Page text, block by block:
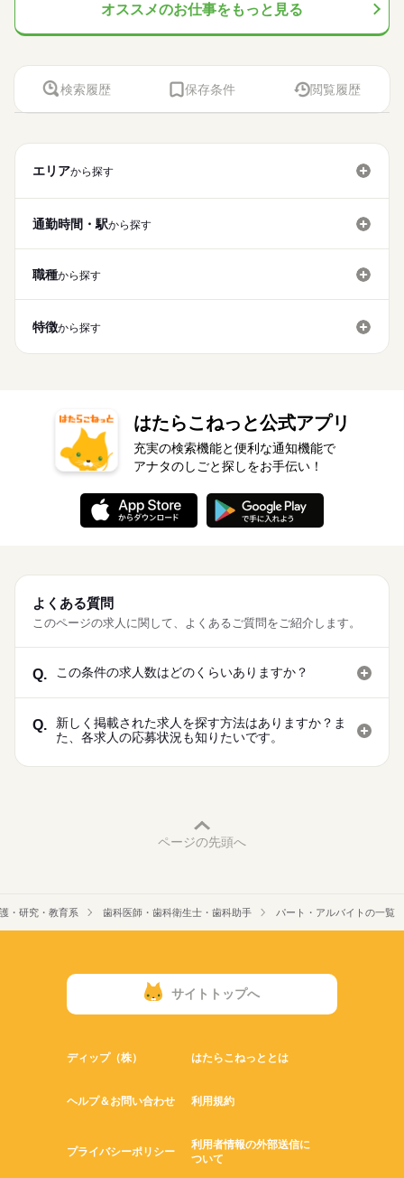
オススメのお仕事をもっと見る
検索履歴 保存条件 閲覧履歴
エリアから探す
通勤時間・駅から探す
職種から探す
特徴から探す
はたらこねっと公式アプリ
充実の検索機能と便利な通知機能で
アナタのしごと探しをお手伝い！
よくある質問
このページの求人に関して、よくあるご質問をご紹介します。
Q. この条件の求人数はどのくらいありますか？
Q.
新しく掲載された求人を探す方法はありますか？ま
た、各求人の応募状況も知りたいです。
ページの先頭へ
・研究・教育系 歯科医師・歯科衛生士・歯科助手 パート・アルバイトの一覧
サイトトップへ
ディップ（株） はたらこねっととは
ヘルプ＆お問い合わせ 利用規約
プライバシーポリシー
利用者情報の外部送信に
ついて